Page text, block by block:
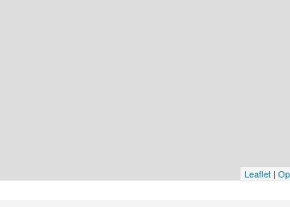
Leaflet |